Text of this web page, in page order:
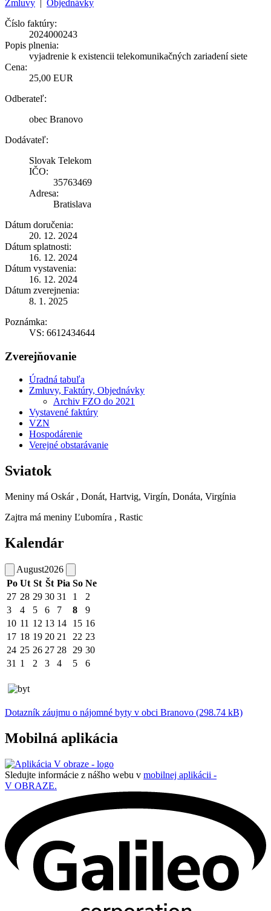
Zmluvy | Objednávky
Číslo faktúry:
2024000243
Popis plnenia:
vyjadrenie k existencii telekomunikačných zariadení siete
Cena:
25,00 EUR
Odberateľ:
obec Branovo
Dodávateľ:
Slovak Telekom
IČO:
35763469
Adresa:
Bratislava
Dátum doručenia:
20. 12. 2024
Dátum splatnosti:
16. 12. 2024
Dátum vystavenia:
16. 12. 2024
Dátum zverejnenia:
8. 1. 2025
Poznámka:
VS: 6612434644
Zverejňovanie
Úradná tabuľa
Zmluvy, Faktúry, Objednávky
Archiv FZO do 2021
Vystavené faktúry
VZN
Hospodárenie
Verejné obstarávanie
Sviatok
Meniny má Oskár , Donát, Hartvig, Virgín, Donáta, Virgínia
Zajtra má meniny Ľubomíra , Rastic
Kalendár
August2026
Po Ut St Št Pia So Ne
27 28 29 30 31 1
2
3
4 5 6 7 8
9
10 11 12 13 14 15 16
17 18 19 20 21 22 23
24 25 26 27 28 29 30
31 1 2 3 4 5 6
Dotazník záujmu o nájomné byty v obci Branovo (298.74 kB)
Mobilná aplikácia
Sledujte informácie z nášho webu v mobilnej aplikácii -
V OBRAZE.